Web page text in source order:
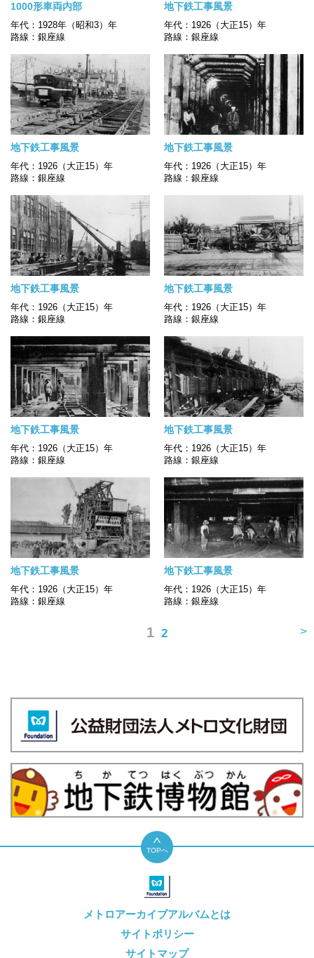
1000形車両内部
年代：1928年（昭和3）年
路線：銀座線
地下鉄工事風景
年代：1926（大正15）年
路線：銀座線
地下鉄工事風景
年代：1926（大正15）年
路線：銀座線
地下鉄工事風景
年代：1926（大正15）年
路線：銀座線
地下鉄工事風景
年代：1926（大正15）年
路線：銀座線
地下鉄工事風景
年代：1926（大正15）年
路線：銀座線
地下鉄工事風景
年代：1926（大正15）年
路線：銀座線
地下鉄工事風景
年代：1926（大正15）年
路線：銀座線
地下鉄工事風景
年代：1926（大正15）年
路線：銀座線
地下鉄工事風景
年代：1926（大正15）年
路線：銀座線
1 2 >
TOPへ
メトロアーカイブアルバムとは
サイトポリシー
サイトマップ